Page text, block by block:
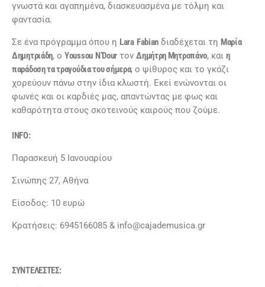
γνωστά και αγαπημένα, διασκευασμένα με τόλμη και
φαντασία.
Σε ένα πρόγραμμα όπου η Lara Fabian διαδέχεται τη Μαρία
Δημητριάδη, o Youssou N‘Dour τονΔημήτρη Μητροπάνο, καιη
παράδοση τα τραγούδια του σήμερα, ο ψίθυρος και το γκάζι
χορεύουν πάνω στην ίδια κλωστή. Εκεί ενώνονται οι
φωνές και οι καρδιές μας, απαντώντας με φως και
καθαρότητα στους σκοτεινούς καιρούς που ζούμε.
INFO:
Παρασκευή 5 Ιανουαρίου
Σινώπης 27, Αθήνα
Είσοδος: 10 ευρώ
Κρατήσεις: 6945166085 & info@cajademusica.gr
ΣΥΝΤΕΛΕΣΤΕΣ: